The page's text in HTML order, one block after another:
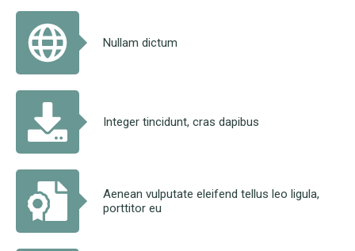
Nullam dictum
Integer tincidunt, cras dapibus
Aenean vulputate eleifend tellus leo ligula,
porttitor eu